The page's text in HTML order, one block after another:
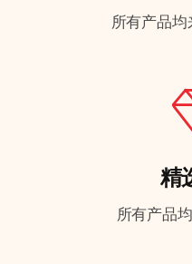
所有产品均
精
所有产品